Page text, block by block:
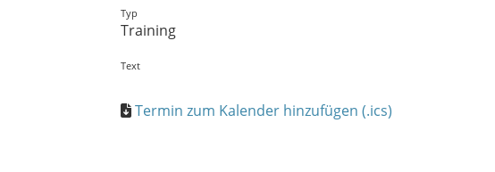
Typ
Training
Text
Termin zum Kalender hinzufügen (.ics)